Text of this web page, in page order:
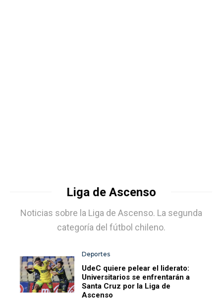
Liga de Ascenso
Noticias sobre la Liga de Ascenso. La segunda
categoría del fútbol chileno.
Deportes
UdeC quiere pelear el liderato:
Universitarios se enfrentarán a
Santa Cruz por la Liga de
Ascenso